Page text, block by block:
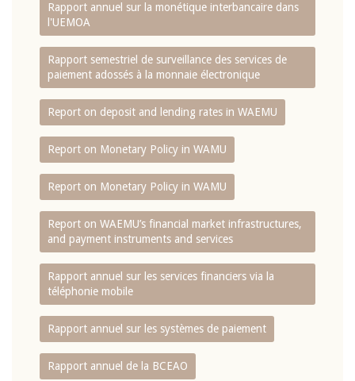
Rapport annuel sur la monétique interbancaire dans
l'UEMOA
Rapport semestriel de surveillance des services de
paiement adossés à la monnaie électronique
Report on deposit and lending rates in WAEMU
Report on Monetary Policy in WAMU
Report on Monetary Policy in WAMU
Report on WAEMU’s financial market infrastructures,
and payment instruments and services
Rapport annuel sur les services financiers via la
téléphonie mobile
Rapport annuel sur les systèmes de paiement
Rapport annuel de la BCEAO